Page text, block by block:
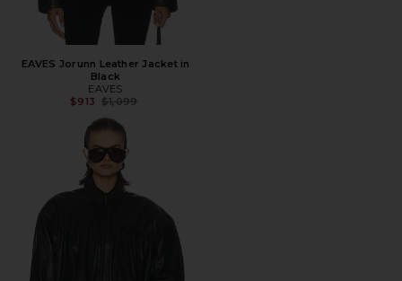
EAVES Jorunn Leather Jacket in
Black
EAVES
$913 Предыдущая цена:
$1,099